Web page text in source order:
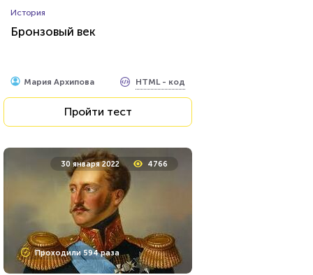
История
Бронзовый век
Мария Архипова HTML - код
Пройти тест
30 января 2022 4766
Проходили 594 раза